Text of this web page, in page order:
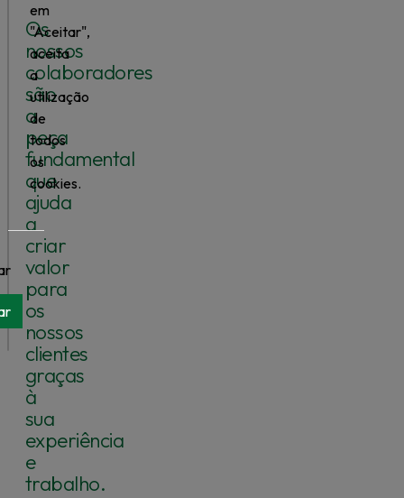
em
"Aceitar",
aceita
a
utilização
de
todos
os
cookies.
Os
nossos
colaboradores
são
a
peça
fundamental
que
ajuda
a
criar
valor
para
os
nossos
clientes
graças
à
sua
experiência
e
trabalho.